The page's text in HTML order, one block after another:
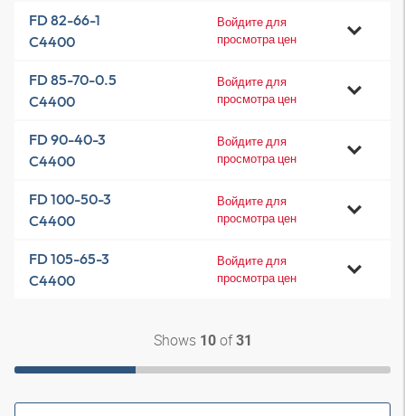
FD 82-66-1
C4400
Войдите для
просмотра цен
FD 85-70-0.5
C4400
Войдите для
просмотра цен
FD 90-40-3
C4400
Войдите для
просмотра цен
FD 100-50-3
C4400
Войдите для
просмотра цен
FD 105-65-3
C4400
Войдите для
просмотра цен
Shows 10of31